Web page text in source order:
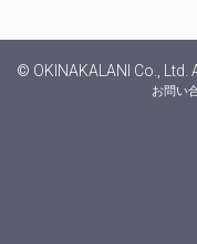
© OKINAKALANI Co., Ltd.
お問い